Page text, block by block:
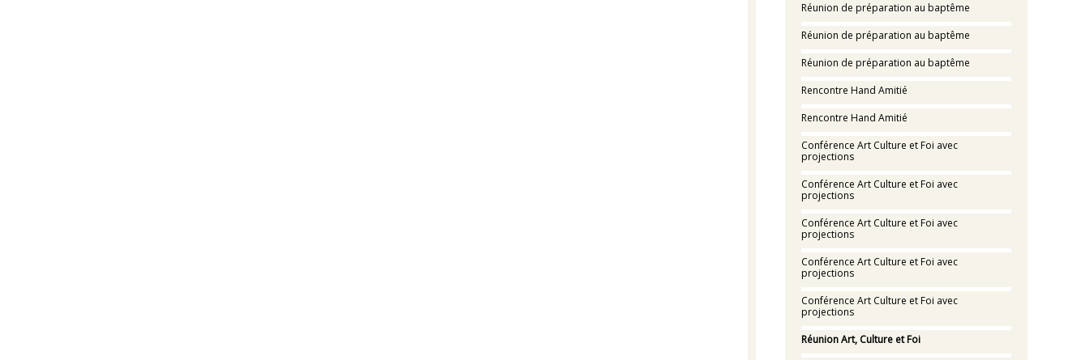
Réunion de préparation au baptême
Réunion de préparation au baptême
Réunion de préparation au baptême
Rencontre Hand Amitié
Rencontre Hand Amitié
Conférence Art Culture et Foi avec
projections
Conférence Art Culture et Foi avec
projections
Conférence Art Culture et Foi avec
projections
Conférence Art Culture et Foi avec
projections
Conférence Art Culture et Foi avec
projections
Réunion Art, Culture et Foi